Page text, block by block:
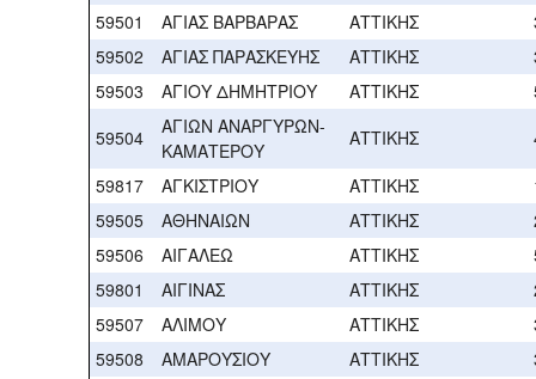
59501
ΑΓΙΑΣ ΒΑΡΒΑΡΑΣ ΑΤΤΙΚΗΣ
59502
ΑΓΙΑΣ ΠΑΡΑΣΚΕΥΗΣ ΑΤΤΙΚΗΣ
59503
ΑΓΙΟΥ ΔΗΜΗΤΡΙΟΥ ΑΤΤΙΚΗΣ
59504
ΑΓΙΩΝ ΑΝΑΡΓΥΡΩΝ-
ΚΑΜΑΤΕΡΟΥ
ΑΤΤΙΚΗΣ
59817
ΑΓΚΙΣΤΡΙΟΥ ΑΤΤΙΚΗΣ
59505
ΑΘΗΝΑΙΩΝ ΑΤΤΙΚΗΣ
59506
ΑΙΓΑΛΕΩ ΑΤΤΙΚΗΣ
59801
ΑΙΓΙΝΑΣ ΑΤΤΙΚΗΣ
59507
ΑΛΙΜΟΥ ΑΤΤΙΚΗΣ
59508
ΑΜΑΡΟΥΣΙΟΥ ΑΤΤΙΚΗΣ